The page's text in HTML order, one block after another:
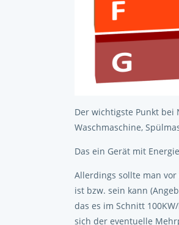
Der wichtigste Punkt bei
Waschmaschine,
Das ein Gerät mit
Allerdings sollte man
ist bzw. sein kann
das es im Schnitt
sich der eventuelle